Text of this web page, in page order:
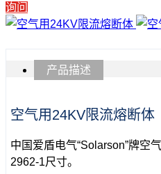
询问
产品描述
空气用24KV限流熔断体
中国爱盾电气“Solarson”牌空
2962-1尺寸。